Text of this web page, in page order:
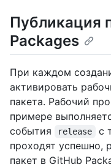
Публикация
Packages
При каждом
активировать
пакета. Рабочий
примере
события
release с
проходят успешно,
пакет в GitHub